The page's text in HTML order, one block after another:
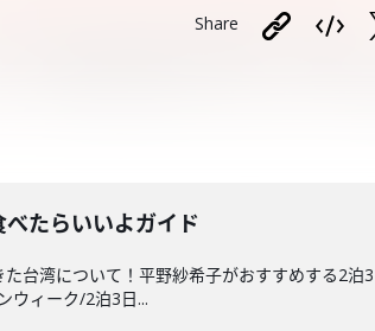
Share
たらいいよガイド
台湾について！平野紗希子がおすすめする2
ウィーク/2泊3日...